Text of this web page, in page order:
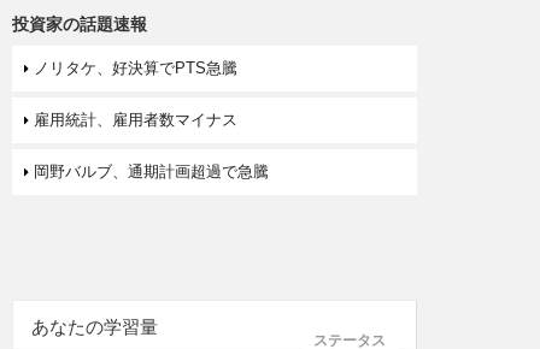
投資家の話題速報
ノリタケ、好決算でPTS急騰
雇用統計、雇用者数マイナス
岡野バルブ、通期計画超過で急騰
ステータス
あなたの学習量